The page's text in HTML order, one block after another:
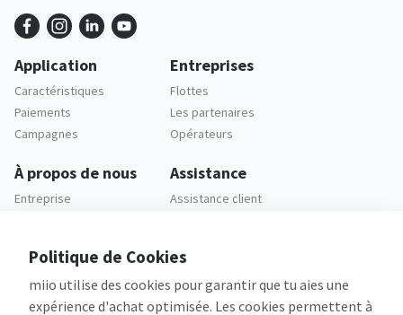
Application
Caractéristiques
Paiements
Campagnes
Entreprises
Flottes
Les partenaires
Opérateurs
À propos de nous
Entreprise
Assistance
Assistance client
Legal
Politique de
Confidentialité
Politique de Cookies
miio utilise des cookies pour garantir que tu aies une
expérience d'achat optimisée. Les cookies permettent à